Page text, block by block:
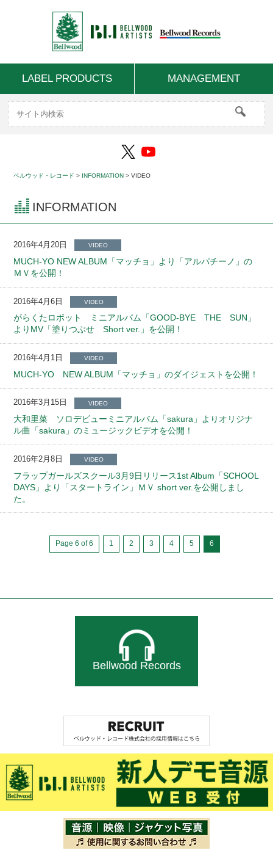
LABEL PRODUCTS MANAGEMENT
ベルウッド・レコード > INFORMATION >VIDEO
INFORMATION
2016年4月20日 VIDEO
MUCH-YO NEW ALBUM「マッチョ」より「アルパチーノ」の
ＭＶを公開！
2016年4月6日 VIDEO
がらくたロボット ミニアルバム「GOOD-BYE THE SUN」
よりMV「塗りつぶせ Short ver.」を公開！
2016年4月1日 VIDEO
MUCH-YO NEW ALBUM「マッチョ」のダイジェストを公開！
2016年3月15日 VIDEO
大和里菜 ソロデビューミニアルバム「sakura」よりオリジナ
ル曲「sakura」のミュージックビデオを公開！
2016年2月8日 VIDEO
フラップガールズスクール3月9日リリース1st Album「SCHOOL
DAYS」より「スタートライン」ＭＶ short ver.を公開しまし
た。
Page 6 of 6 1 2 3 4 5 6
Bellwood Records